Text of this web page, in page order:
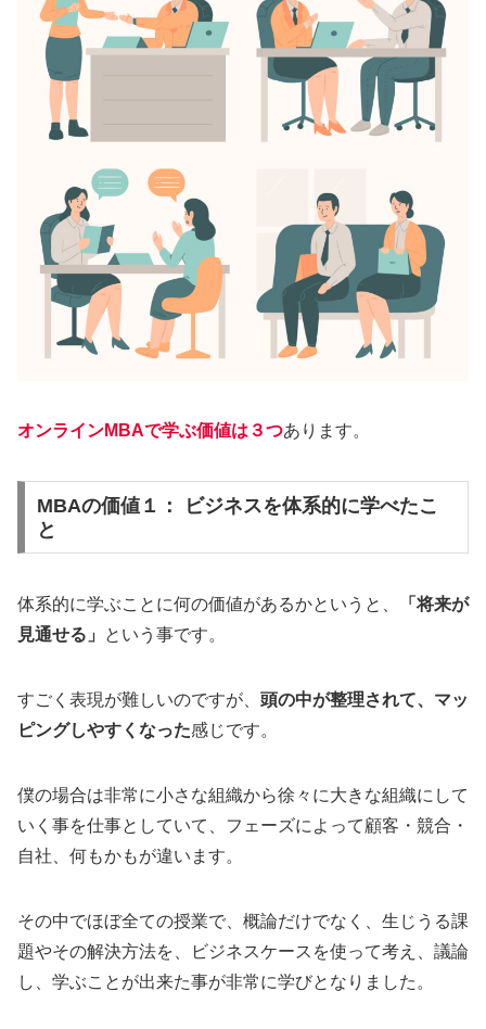
オンラインMBAで学ぶ価値は３つあります。
MBAの価値１： ビジネスを体系的に学べたこ
と
体系的に学ぶことに何の価値があるかというと、
「将来が
見通せる」
という事です。
すごく表現が難しいのですが、 頭の中が整理されて、マッ
ピングしやすくなった感じです。
僕の場合は非常に小さな組織から徐々に大きな組織にして
いく事を仕事としていて、フェーズによって顧客・競合・
自社、何もかもが違います。
その中でほぼ全ての授業で、概論だけでなく、生じうる課
題やその解決方法を、ビジネスケースを使って考え、議論
し、学ぶことが出来た事が非常に学びとなりました。